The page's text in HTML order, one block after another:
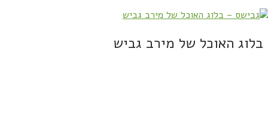
בלוג האוכל של מירב גביש